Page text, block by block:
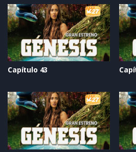
Capítulo 43